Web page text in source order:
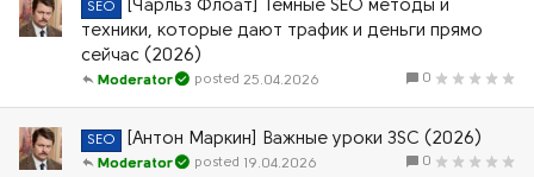
SEO
[Чарльз Флоат] Темные SEO методы и
техники, которые дают трафик и деньги прямо
сейчас (2026)
0
25.04.2026
Moderator
SEO [Антон Маркин] Важные уроки ЗSС (2026)
0
19.04.2026
Moderator